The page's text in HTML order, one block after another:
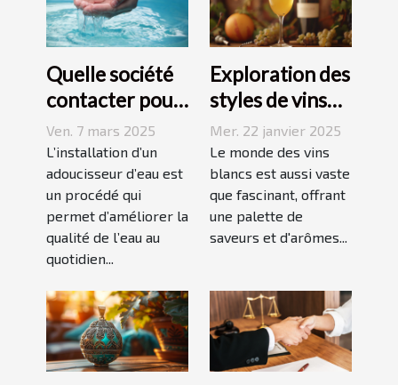
Quelle société
contacter pour
l'installation
d'un
adoucisseur
d'eau ?
Ven. 7 mars 2025
L’installation d’un
adoucisseur d’eau est
un procédé qui
permet d’améliorer la
qualité de l’eau au
quotidien...
Exploration des
styles de vins
blancs issus de
vignobles
renommés
Mer. 22 janvier 2025
Le monde des vins
blancs est aussi vaste
que fascinant, offrant
une palette de
saveurs et d'arômes...